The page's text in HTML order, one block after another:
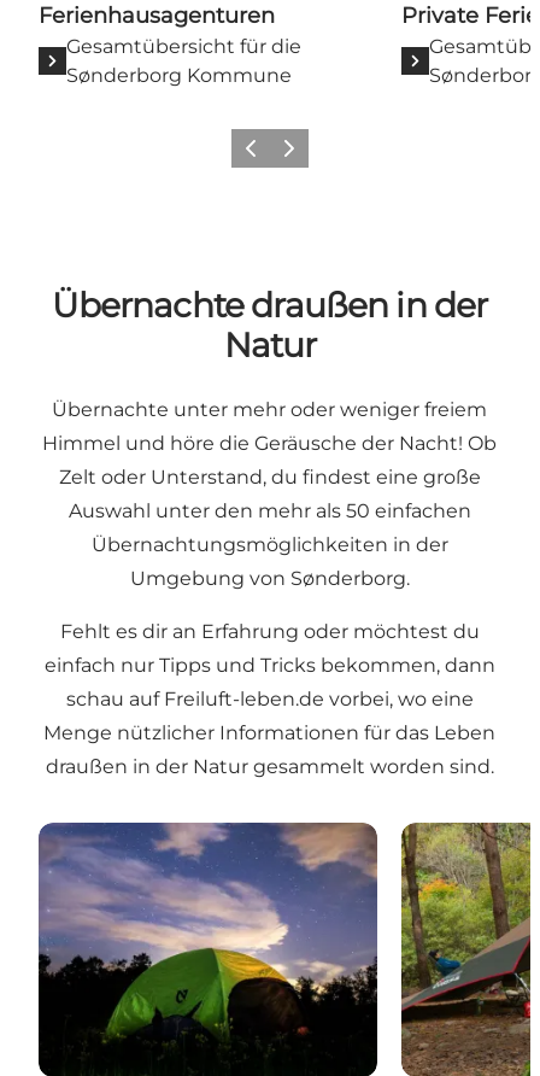
Ferienhausagenturen
Gesamtübersicht für die
Sønderborg Kommune
Private
ZurückWeiter
Übernachte draußen in der
Natur
Übernachte unter mehr oder weniger freiem
Himmel und höre die Geräusche der Nacht! Ob
Zelt oder Unterstand, du findest eine große
Auswahl unter den mehr als 50 einfachen
Übernachtungsmöglichkeiten in der
Umgebung von Sønderborg.
Fehlt es dir an Erfahrung oder möchtest du
einfach nur Tipps und Tricks bekommen, dann
schau auf Freiluft-leben.de vorbei, wo eine
Menge nützlicher Informationen für das Leben
draußen in der Natur gesammelt worden sind.
Zeltplätze in Sønderborg Freies Zelten